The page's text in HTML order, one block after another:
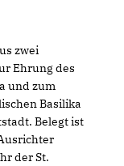
zwei
Ehrung des
und zum
Basilika
Belegt ist
der St.